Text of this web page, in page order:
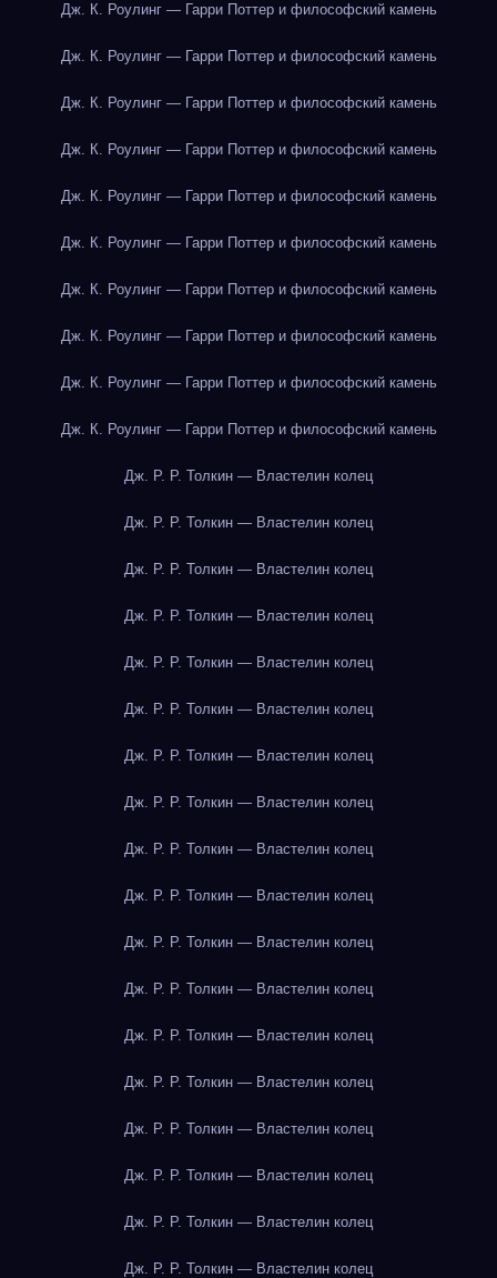
Дж. К. Роулинг — Гарри Поттер и философский камень
Дж. К. Роулинг — Гарри Поттер и философский камень
Дж. К. Роулинг — Гарри Поттер и философский камень
Дж. К. Роулинг — Гарри Поттер и философский камень
Дж. К. Роулинг — Гарри Поттер и философский камень
Дж. К. Роулинг — Гарри Поттер и философский камень
Дж. К. Роулинг — Гарри Поттер и философский камень
Дж. К. Роулинг — Гарри Поттер и философский камень
Дж. К. Роулинг — Гарри Поттер и философский камень
Дж. К. Роулинг — Гарри Поттер и философский камень
Дж. Р. Р. Толкин — Властелин колец
Дж. Р. Р. Толкин — Властелин колец
Дж. Р. Р. Толкин — Властелин колец
Дж. Р. Р. Толкин — Властелин колец
Дж. Р. Р. Толкин — Властелин колец
Дж. Р. Р. Толкин — Властелин колец
Дж. Р. Р. Толкин — Властелин колец
Дж. Р. Р. Толкин — Властелин колец
Дж. Р. Р. Толкин — Властелин колец
Дж. Р. Р. Толкин — Властелин колец
Дж. Р. Р. Толкин — Властелин колец
Дж. Р. Р. Толкин — Властелин колец
Дж. Р. Р. Толкин — Властелин колец
Дж. Р. Р. Толкин — Властелин колец
Дж. Р. Р. Толкин — Властелин колец
Дж. Р. Р. Толкин — Властелин колец
Дж. Р. Р. Толкин — Властелин колец
Дж. Р. Р. Толкин — Властелин колец